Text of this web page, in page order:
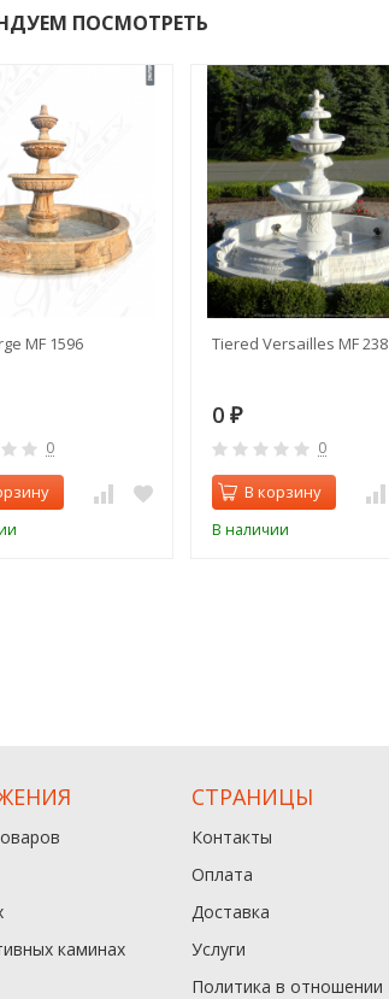
ПОСМОТРЕТЬ
MF 1596
0
Tiered Versailles MF 238
0 ₽
0
В корзину
В наличии
каминах
СТРАНИЦЫ
Контакты
Оплата
Доставка
Услуги
Политика в отношении